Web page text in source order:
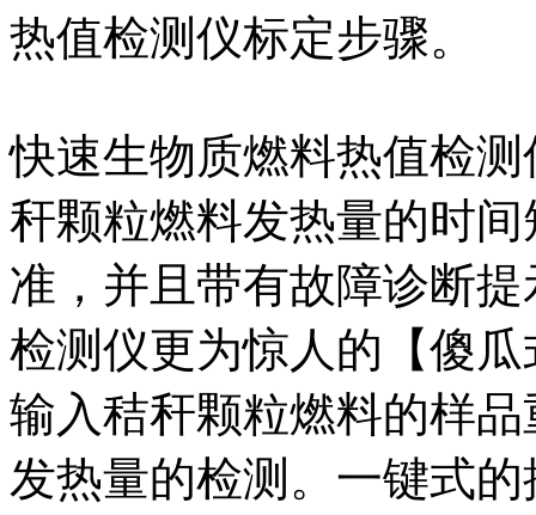
热值检测仪标定步骤。
快速生物质燃料热值检
秆颗粒燃料发热量的时
准，并且带有故障诊断
检测仪更为惊人的【傻
输入秸秆颗粒燃料的样
发热量的检测。一键式